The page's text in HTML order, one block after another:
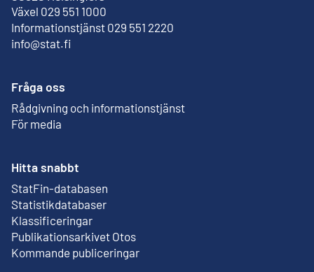
Växel 029 551 1000
Informationstjänst 029 551 2220
info@stat.fi
Fråga oss
Rådgivning och informationstjänst
För media
Hitta snabbt
StatFin-databasen
Extern länk
Statistikdatabaser
Klassificeringar
Publikationsarkivet Otos
Extern länk
Kommande publiceringar